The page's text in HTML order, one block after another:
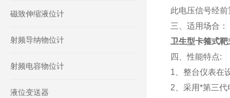
磁致伸缩液位计
射频导纳物位计
射频电容物位计
液位变送器
此电压信号经
三、适用场合：
卫生型卡箍式
四、性能特点:
1、整台仪表在
2、采用*第三